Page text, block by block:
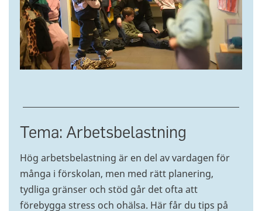
Tema: Arbetsbelastning
Hög arbetsbelastning är en del av vardagen för
många i förskolan, men med rätt planering,
tydliga gränser och stöd går det ofta att
förebygga stress och ohälsa. Här får du tips på